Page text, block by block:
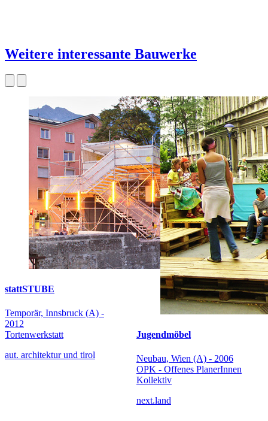
Weitere interessante Bauwerke
stattSTUBE
Temporär, Innsbruck (A) -
2012
Tortenwerkstatt
aut. architektur und tirol
Jugendmöbel
Neubau, Wien (A) - 2006
OPK - Offenes PlanerInnen
Kollektiv
next.land